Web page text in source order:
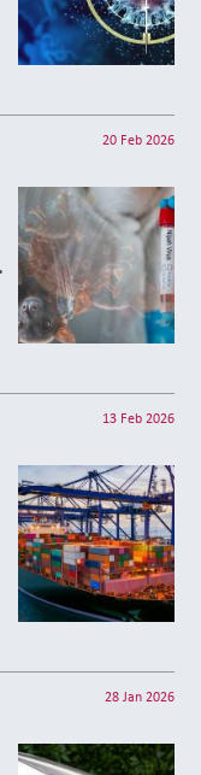
20 Feb 2026
13 Feb 2026
28 Jan 2026